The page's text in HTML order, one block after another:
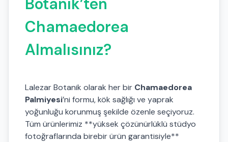
Chamaedorea
Almalısınız?
Lalezar Botanik olarak her bir Chamaedorea
Palmiyesi’ni formu, kök sağlığı ve yaprak
yoğunluğu korunmuş şekilde özenle seçiyoruz.
Tüm ürünlerimiz **yüksek çözünürlüklü stüdyo
fotoğraflarında birebir ürün garantisiyle**